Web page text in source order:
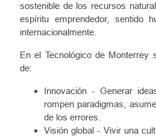
sostenible de los recursos
espíritu emprendedor, sentido
internacionalmente.
En el Tecnológico de Monterrey
de:
Innovación - Generar
rompen paradigmas,
de los errores.
Visión global - Vivir una